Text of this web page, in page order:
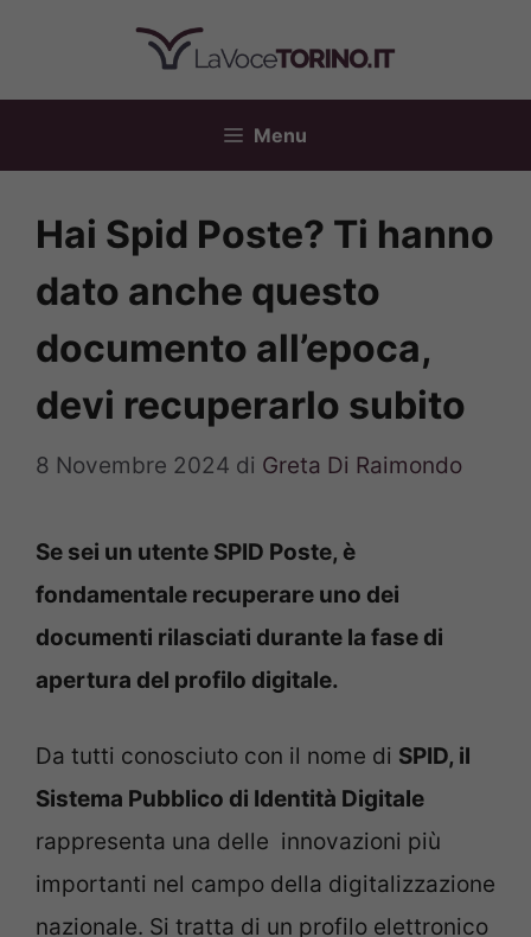
contenuto
Menu
Hai Spid Poste? Ti hanno
dato anche questo
documento all’epoca,
devi recuperarlo subito
8 Novembre 2024 di Greta Di Raimondo
Se sei un utente SPID Poste, è
fondamentale recuperare uno dei
documenti rilasciati durante la fase di
apertura del profilo digitale.
Da tutti conosciuto con il nome di SPID, il
Sistema Pubblico di Identità Digitale
rappresenta una delle innovazioni più
importanti nel campo della digitalizzazione
nazionale. Si tratta di un profilo elettronico